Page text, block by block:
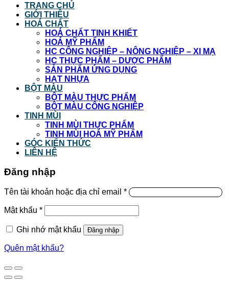
TRANG CHỦ
GIỚI THIỆU
HOÁ CHẤT
HOÁ CHẤT TINH KHIẾT
HOÁ MỸ PHẨM
HC CÔNG NGHIỆP – NÔNG NGHIỆP – XI MẠ
HC THỰC PHẨM – DƯỢC PHẨM
SẢN PHẨM ỨNG DỤNG
HẠT NHỰA
BỘT MÀU
BỘT MÀU THỰC PHẨM
BỘT MÀU CÔNG NGHIỆP
TINH MÙI
TINH MÙI THỰC PHẨM
TINH MÙI HOÁ MỸ PHẨM
GÓC KIẾN THỨC
LIÊN HỆ
Đăng nhập
Tên tài khoản hoặc địa chỉ email *
Mật khẩu *
Ghi nhớ mật khẩu Đăng nhập
Quên mật khẩu?